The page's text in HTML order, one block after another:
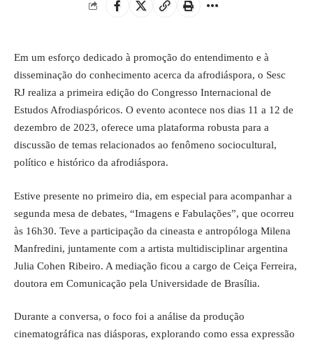
Em um esforço dedicado à promoção do entendimento e à
disseminação do conhecimento acerca da afrodiáspora, o Sesc
RJ realiza a primeira edição do Congresso Internacional de
Estudos Afrodiaspóricos. O evento acontece nos dias 11 a 12 de
dezembro de 2023, oferece uma plataforma robusta para a
discussão de temas relacionados ao fenômeno sociocultural,
político e histórico da afrodiáspora.
Estive presente no primeiro dia, em especial para acompanhar a
segunda mesa de debates, “Imagens e Fabulações”, que ocorreu
às 16h30. Teve a participação da cineasta e antropóloga Milena
Manfredini, juntamente com a artista multidisciplinar argentina
Julia Cohen Ribeiro. A mediação ficou a cargo de Ceiça Ferreira,
doutora em Comunicação pela Universidade de Brasília.
Durante a conversa, o foco foi a análise da produção
cinematográfica nas diásporas, explorando como essa expressão